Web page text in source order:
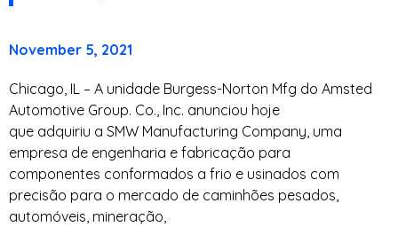
November 5, 2021
Chicago, IL – A unidade Burgess-Norton Mfg do Amsted
Automotive Group. Co., Inc. anunciou hoje
que adquiriu a SMW Manufacturing Company, uma
empresa de engenharia e fabricação para
componentes conformados a frio e usinados com
precisão para o mercado de caminhões pesados,
automóveis, mineração,